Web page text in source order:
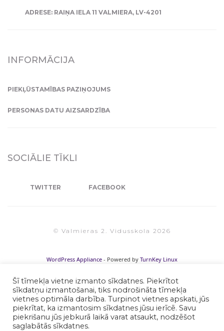
ADRESE: RAIŅA IELA 11 VALMIERA, LV-4201
INFORMĀCIJA
PIEKĻŪSTAMĪBAS PAZIŅOJUMS
PERSONAS DATU AIZSARDZĪBA
SOCIĀLIE TĪKLI
TWITTER FACEBOOK
© Valmieras 2. Vidusskola 2026
Šī tīmekļa vietne izmanto sīkdatnes. Piekrītot
sīkdatņu izmantošanai, tiks nodrošināta tīmekļa
vietnes optimāla darbība. Turpinot vietnes apskati, jūs
piekrītat, ka izmantosim sīkdatnes jūsu ierīcē. Savu
piekrišanu jūs jebkurā laikā varat atsaukt, nodzēšot
saglabātās sīkdatnes.
WordPress Appliance - Powered by TurnKey Linux